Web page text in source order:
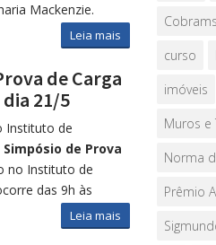
Mackenzie.
Institute
de Livre-Docente
de São Paulo.
Engenharia de
e pós-
de mestrado e
estágios na
escolas de
e amigos de
Leia mais
de Carga
dia 21/5
Instituto de
Simpósio de Prova
no Instituto de
das 9h às
no formato híbrido.
Leia mais
curso
imóveis
Muros e
Norma
Prêmio